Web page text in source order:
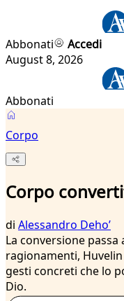
Abbonati
Accedi
August 8, 2026
Abbonati
Corpo
Corpo
di Alessandro Dehoʼ
La conversione
ragionamenti,
gesti concreti che lo
Dio.